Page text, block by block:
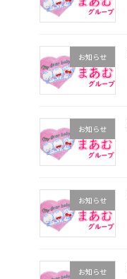
お知らせ
お知らせ
お知らせ
お知らせ